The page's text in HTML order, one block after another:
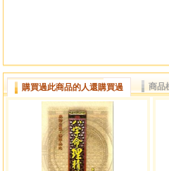
貳、以姓名之天格、人格、地
肆、另外又從筆者所著之(九星
行)一書中。錄取(陽宅精華)之
購買過此商品的人還購買過 商品